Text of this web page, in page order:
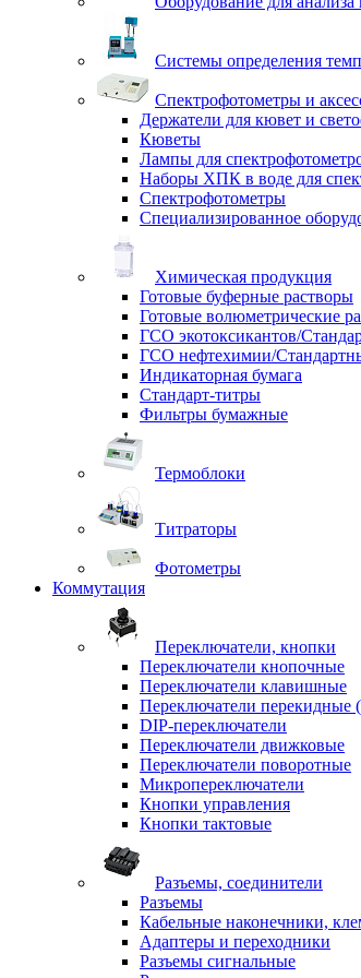
Системы определения
Спектрофотометры и
Держатели для кювет и
Кюветы
Лампы для
Наборы ХПК в воде для
Спектрофотометры
Специализированное
Химическая продукция
Готовые буферные растворы
Готовые волюметрические
ГСО экотоксикантов/
ГСО нефтехимии/
Индикаторная бумага
Стандарт-титры
Фильтры бумажные
Термоблоки
Титраторы
Фотометры
Коммутация
Переключатели, кнопки
Переключатели кнопочные
Переключатели клавишные
Переключатели перекидные
DIP-переключатели
Переключатели движковые
Переключатели поворотные
Микропереключатели
Кнопки управления
Кнопки тактовые
Разъемы, соединители
Разъемы
Кабельные наконечники,
Адаптеры и переходники
Разъемы сигнальные